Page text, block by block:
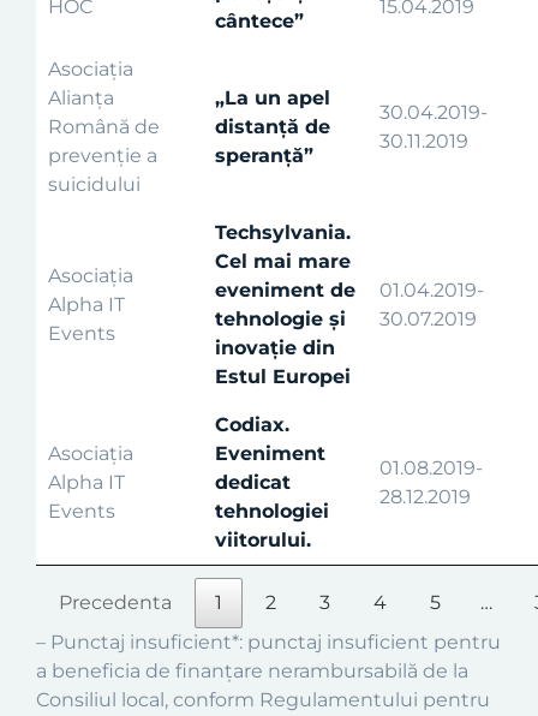
HOC
cântece”
15.04.2019
Asociația
Alianța
Română de
prevenție a
suicidului
„La un apel
distanță de
speranță”
30.04.2019-
30.11.2019
Asociația
Alpha IT
Events
Techsylvania.
Cel mai mare
eveniment de
tehnologie și
inovație din
Estul Europei
01.04.2019-
30.07.2019
Asociația
Alpha IT
Events
Codiax.
Eveniment
dedicat
tehnologiei
viitorului.
01.08.2019-
28.12.2019
Precedenta 1 2 3 4 5 …
– Punctaj insuficient*: punctaj insuficient pentru
a beneficia de finanțare nerambursabilă de la
Consiliul local, conform Regulamentului pentru